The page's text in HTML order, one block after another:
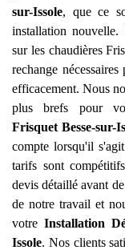
sur-Issole, que ce
installation
sur les chaudières
rechange
efficacement. Nous
plus brefs pour
Frisquet Besse-sur-
compte lorsqu'il
tarifs sont
devis détaillé avant
de notre travail et
votreInstallation
Issole. Nos clients